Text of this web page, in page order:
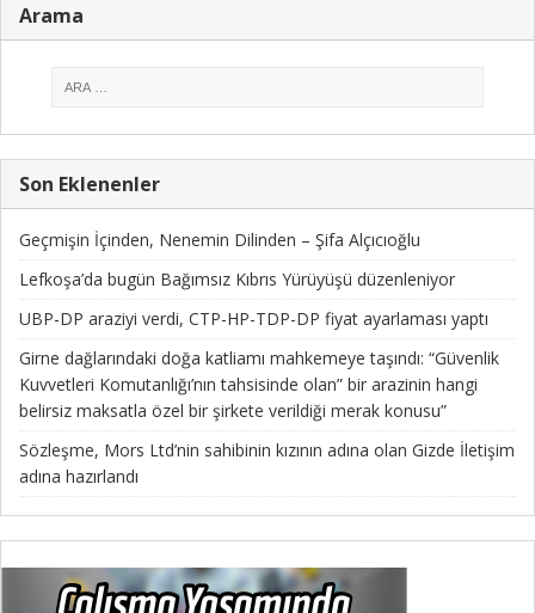
Arama
Son Eklenenler
Geçmişin İçinden, Nenemin Dilinden – Şifa Alçıcıoğlu
Lefkoşa’da bugün Bağımsız Kıbrıs Yürüyüşü düzenleniyor
UBP-DP araziyi verdi, CTP-HP-TDP-DP fiyat ayarlaması yaptı
Girne dağlarındaki doğa katliamı mahkemeye taşındı: “Güvenlik
Kuvvetleri Komutanlığı’nın tahsisinde olan” bir arazinin hangi
belirsiz maksatla özel bir şirkete verildiği merak konusu”
Sözleşme, Mors Ltd’nin sahibinin kızının adına olan Gizde İletişim
adına hazırlandı